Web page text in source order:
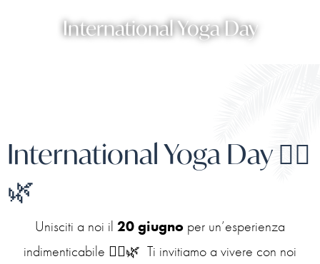
International Yoga Day
International Yoga Day 🧘‍♀️
🌿
Unisciti a noi il 20 giugno per un’esperienza
indimenticabile 🧘‍♀️🌿 Ti invitiamo a vivere con noi